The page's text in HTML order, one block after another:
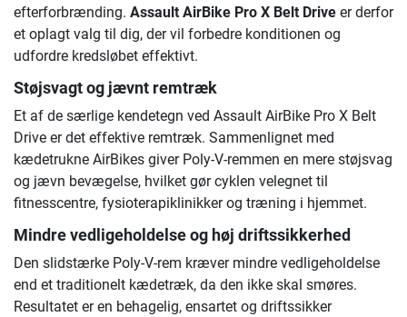
efterforbrænding. Assault AirBike Pro X Belt Drive er derfor
et oplagt valg til dig, der vil forbedre konditionen og
udfordre kredsløbet effektivt.
Støjsvagt og jævnt remtræk
Et af de særlige kendetegn ved Assault AirBike Pro X Belt
Drive er det effektive remtræk. Sammenlignet med
kædetrukne AirBikes giver Poly-V-remmen en mere støjsvag
og jævn bevægelse, hvilket gør cyklen velegnet til
fitnesscentre, fysioterapiklinikker og træning i hjemmet.
Mindre vedligeholdelse og høj driftssikkerhed
Den slidstærke Poly-V-rem kræver mindre vedligeholdelse
end et traditionelt kædetræk, da den ikke skal smøres.
Resultatet er en behagelig, ensartet og driftssikker